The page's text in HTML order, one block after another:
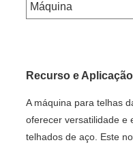
Máquina
Recurso e Aplicação
A máquina para telhas
oferecer versatilidade e
telhados de aço. Este